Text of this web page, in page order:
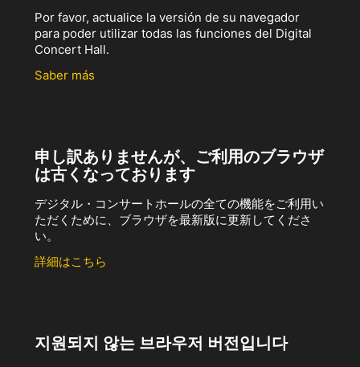
Por favor, actualice la versión de su navegador
para poder utilizar todas las funciones del Digital
Concert Hall.
Saber más
申し訳ありませんが、ご利用のブラウザ
は古くなっております
デジタル・コンサートホールの全ての機能をご利用い
ただくために、ブラウザを最新版に更新してくださ
い。
詳細はこちら
지원되지 않는 브라우저 버전입니다